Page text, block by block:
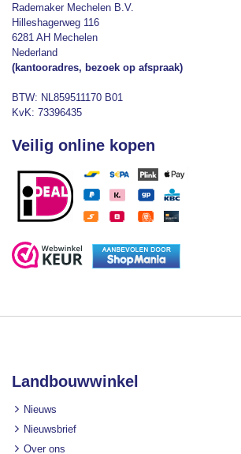
Rademaker Mechelen B.V.
Hilleshagerweg 116
6281 AH Mechelen
Nederland
(kantooradres, bezoek op afspraak)
BTW: NL859511170 B01
KvK: 73396435
Veilig online kopen
Landbouwwinkel
Nieuws
Nieuwsbrief
Over ons